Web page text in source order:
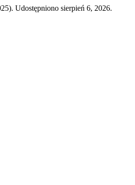
Udostępniono sierpień 6, 2026.